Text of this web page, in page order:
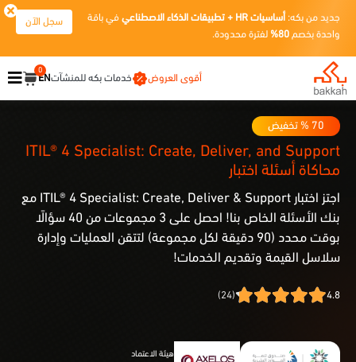
جديد من بكه: أساسيات HR + تطبيقات الذكاء الاصطناعي
في باقة
واحدة بخصم 80% لفترة محدودة.
سجل الآن
أقوى العروض خدمات بكه للمنشآتEN
0
70 % تخفيض
ITIL® 4 Specialist: Create, Deliver, and Support
محاكاة أسئلة اختبار
اجتز اختبار ITIL® 4 Specialist: Create, Deliver & Support مع
بنك الأسئلة الخاص بنا! احصل على 3 مجموعات من 40 سؤالًا
بوقت محدد (90 دقيقة لكل مجموعة) لتتقن العمليات وإدارة
سلاسل القيمة وتقديم الخدمات!
4.8
(24)
هيئة الاعتماد